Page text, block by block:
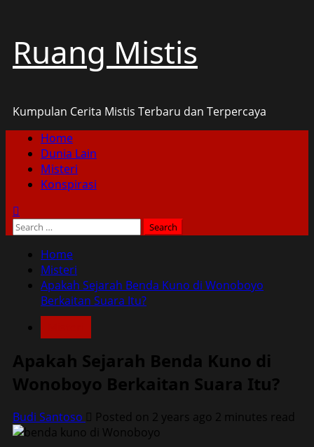
content
Ruang Mistis
Kumpulan Cerita Mistis Terbaru dan Terpercaya
Primary
Menu
Home
Dunia Lain
Misteri
Konspirasi
Search
Home
Misteri
Apakah Sejarah Benda Kuno di Wonoboyo
Berkaitan Suara Itu?
Apakah Sejarah Benda Kuno di
Wonoboyo Berkaitan Suara Itu?
Budi Santoso Posted on 2 years ago 2 minutes read